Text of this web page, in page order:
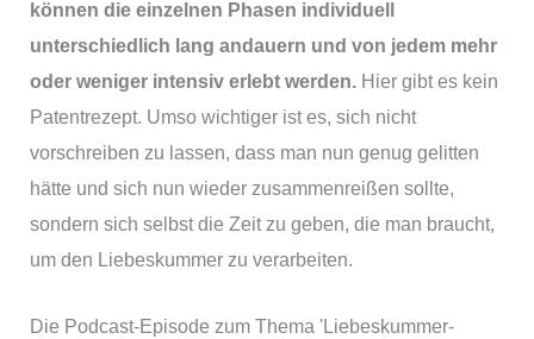
können die einzelnen Phasen individuell
unterschiedlich lang andauern und von jedem mehr
oder weniger intensiv erlebt werden. Hier gibt es kein
Patentrezept. Umso wichtiger ist es, sich nicht
vorschreiben zu lassen, dass man nun genug gelitten
hätte und sich nun wieder zusammenreißen sollte,
sondern sich selbst die Zeit zu geben, die man braucht,
um den Liebeskummer zu verarbeiten.
Die Podcast-Episode zum Thema 'Liebeskummer-